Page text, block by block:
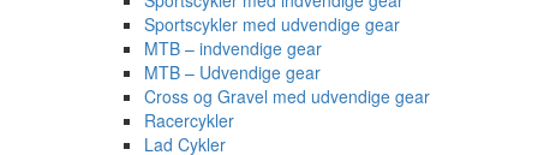
Sportscykler med udvendige gear
MTB – indvendige gear
MTB – Udvendige gear
Cross og Gravel med udvendige gear
Racercykler
Lad Cykler